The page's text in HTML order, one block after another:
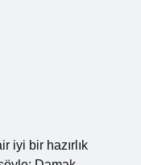
iyi bir hazırlık